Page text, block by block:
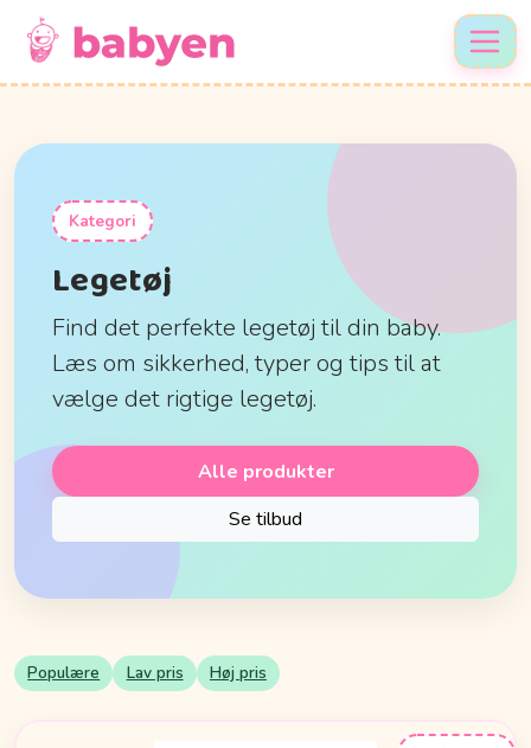
Kategori
Legetøj
Find det perfekte legetøj til din baby.
Læs om sikkerhed, typer og tips til at
vælge det rigtige legetøj.
Alle produkter
Se tilbud
Populære Lav pris Høj pris